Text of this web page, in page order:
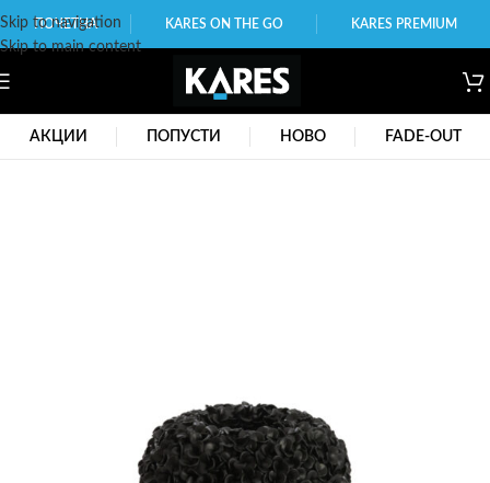
Skip to navigation
Skip to main content
ПОЧЕТНА KARES ON THE GO KARES PREMIUM
АКЦИИ ПОПУСТИ НОВО FADE-OUT